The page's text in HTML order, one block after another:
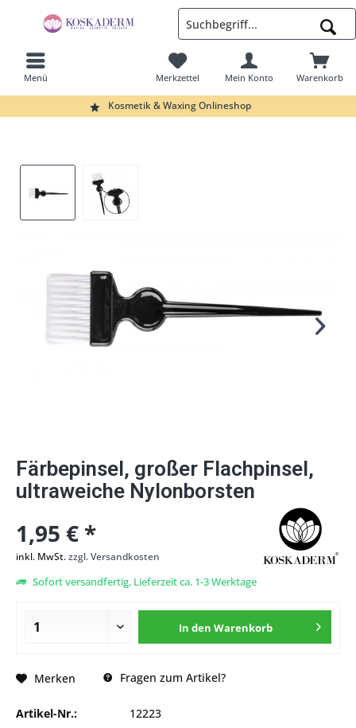
Kosmetik & Waxing Onlineshop
Menü Warenkorb
Merkzettel Mein Konto
Färbepinsel, großer Flachpinsel,
ultraweiche Nylonborsten
1,95 € *
inkl. MwSt.zzgl. Versandkosten
Sofort versandfertig, Lieferzeit ca. 1-3 Werktage
In den Warenkorb
Merken Fragen zum Artikel?
Artikel-Nr.:
12223